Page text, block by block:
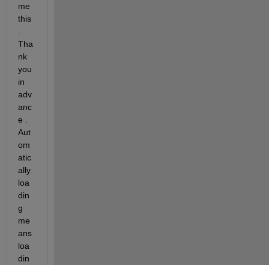
me
this
Tha
nk
you
in
adv
anc
e .
Aut
om
atic
ally
loa
din
g
me
ans
loa
din